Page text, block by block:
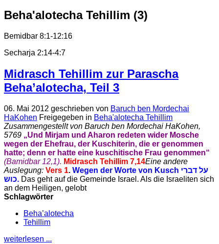
Beha'alotecha Tehillim (3)
Bemidbar 8:1-12:16
Secharja 2:14-4:7
Midrasch Tehillim zur Parascha
Beha’alotecha, Teil 3
06. Mai 2012 geschrieben von Baruch ben Mordechai
HaKohen Freigegeben in Beha'alotecha Tehillim
Zusammengestellt von Baruch ben Mordechai HaKohen,
5769 „Und Mirjam und Aharon redeten wider Mosche
wegen der Ehefrau, der Kuschiterin, die er genommen
hatte; denn er hatte eine kuschitische Frau genommen“
(Bamidbar 12,1). Midrasch Tehillim 7,14Eine andere
Auslegung: Vers 1. Wegen der Worte von Kusch על דברי
כוש. Das geht auf die Gemeinde Israel. Als die Israeliten sich
an dem Heiligen, gelobt
Schlagwörter
Beha’alotecha
Tehillim
weiterlesen ...